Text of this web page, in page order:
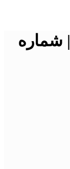
لمینیت کامپوزیت 1009 | شماره